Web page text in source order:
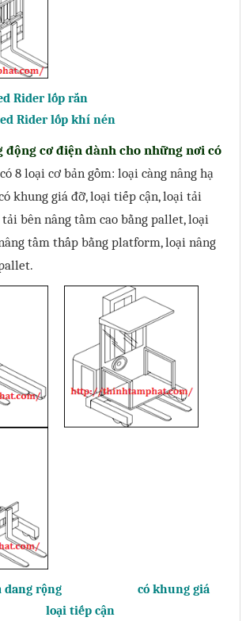
Rider lốp rắn
Rider lốp khí nén
động cơ điện dành cho những nơi có
có 8 loại cơ bản gồm: loại càng nâng hạ
khung giá đỡ, loại tiếp cận, loại tải
bên nâng tầm cao bằng pallet, loại
tầm thấp bằng platform, loại nâng
hạ dang rộng có khung giá
tiếp cận